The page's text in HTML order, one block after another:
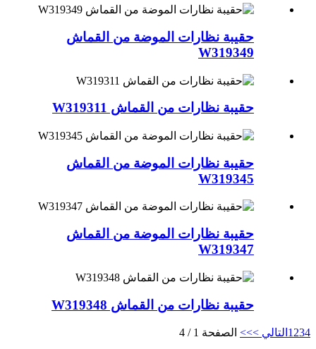
حقيبة نظارات الموضة من القماش
W319349
حقيبة نظارات من القماش W319311
حقيبة نظارات الموضة من القماش
W319345
حقيبة نظارات الموضة من القماش
W319347
حقيبة نظارات من القماش W319348
1 234 التالي >>> الصفحة 1 / 4